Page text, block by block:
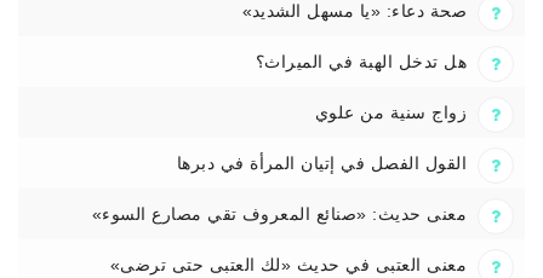
صحة دعاء: «يا مسهل الشديد»
هل تدخل الهبة في الميراث؟
زواج سنية من علوي
القول الفصل في إتيان المرأة في دبرها
معنى حديث: «صنائع المعروف تقي مصارع السوء»
معنى العتبى في حديث «لك العتبى حتى ترضى»